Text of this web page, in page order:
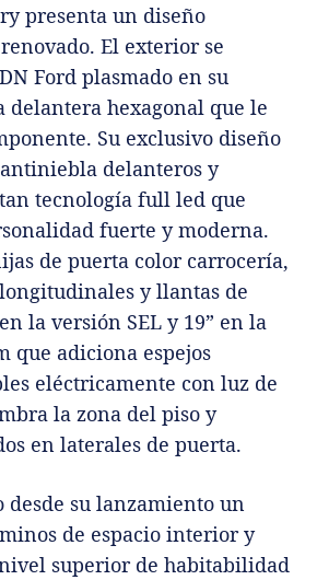
presenta un diseño
El exterior se
Ford plasmado en su
hexagonal que le
Su exclusivo diseño
delanteros y
tecnología full led que
fuerte y moderna.
de puerta color carrocería,
y llantas de
la versión SEL y 19” en la
que adiciona espejos
eléctricamente con luz de
la zona del piso y
en laterales de puerta.
su lanzamiento un
de espacio interior y
superior de habitabilidad